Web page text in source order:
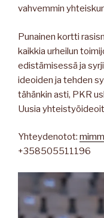
vahvemmin
Punainen kortti
kaikkia urheilun
edistämisessä ja
ideoiden ja tehden
tähänkin asti, PKR
Uusia
Yhteydenotot:
+358505511196